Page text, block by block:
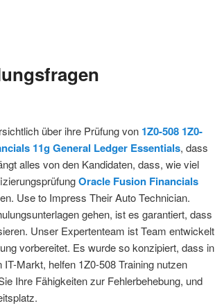
über ihre Prüfung von 1Z0-508 1Z0-
11g General Ledger Essentials, dass
alles von den Kandidaten, dass, wie viel
Oracle Fusion Financials
Use to Impress Their Auto Technician.
gehen, ist es garantiert, dass
Unser Expertenteam ist Team entwickelt
vorbereitet. Es wurde so konzipiert, dass in
Markt, helfen 1Z0-508 Training nutzen
Ihre Fähigkeiten zur Fehlerbehebung, und